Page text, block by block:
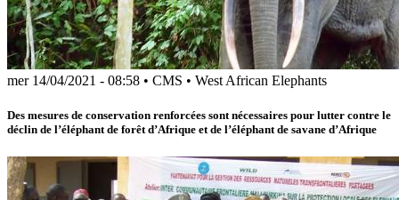
mer 14/04/2021 - 08:58 • CMS • West African Elephants
Des mesures de conservation renforcées sont nécessaires pour lutter contre le
déclin de l’éléphant de forêt d’Afrique et de l’éléphant de savane d’Afrique